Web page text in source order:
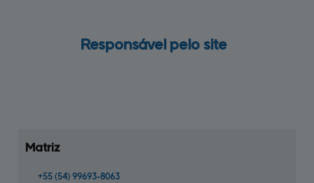
Responsável pelo site
Matriz
+55 (54) 99693-8063